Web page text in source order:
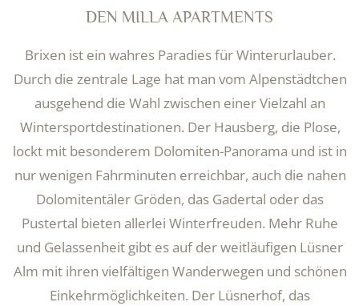
DEN MILLA APARTMENTS
Brixen ist ein wahres Paradies für Winterurlauber.
Durch die zentrale Lage hat man vom Alpenstädtchen
ausgehend die Wahl zwischen einer Vielzahl an
Wintersportdestinationen. Der Hausberg, die Plose,
lockt mit besonderem Dolomiten-Panorama und ist in
nur wenigen Fahrminuten erreichbar, auch die nahen
Dolomitentäler Gröden, das Gadertal oder das
Pustertal bieten allerlei Winterfreuden. Mehr Ruhe
und Gelassenheit gibt es auf der weitläufigen Lüsner
Alm mit ihren vielfältigen Wanderwegen und schönen
Einkehrmöglichkeiten. Der Lüsnerhof, das